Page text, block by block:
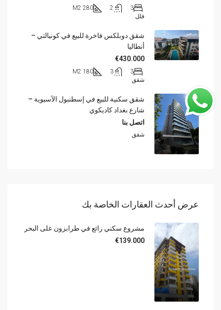
3
2
280 M2
فلل
شقق دوبلكس فاخرة للبيع في كونيالتي –
أنطاليا
€430.000
3
3
180 M2
شقق
شقق سكنية للبيع في إسطنبول الآسيوية –
شارع بغداد كاديكوي
اتصل بنا
شقق
عرض أحدث العقارات الخاصة بك
مشروع سكني رائع في طرابزون على البحر
€139.000